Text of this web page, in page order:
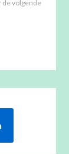
de volgende